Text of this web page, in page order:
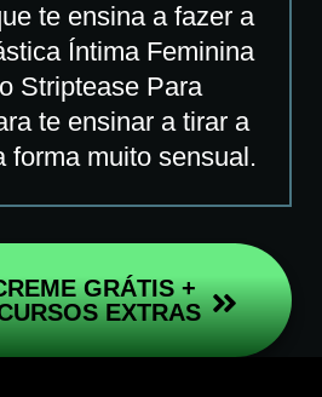
te ensina a fazer a
Íntima Feminina
Striptease Para
te ensinar a tirar a
forma muito sensual.
GRÁTIS +
EXTRAS